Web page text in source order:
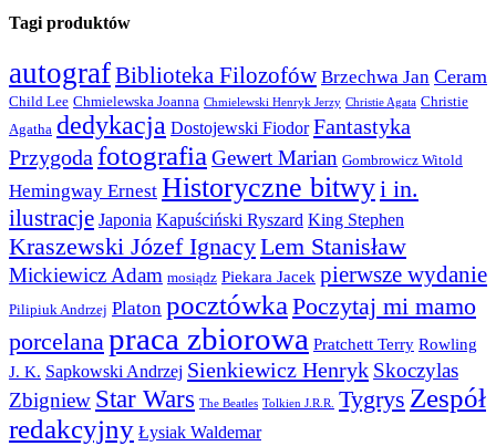
Tagi produktów
autografBiblioteka Filozofów Brzechwa Jan Ceram
Child Lee Chmielewska Joanna Chmielewski Henryk Jerzy Christie Agata Christie
Agatha dedykacja Dostojewski Fiodor Fantastyka
Przygodafotografia Gewert Marian Gombrowicz Witold
Hemingway Ernest Historyczne bitwyi in.
ilustracje Japonia Kapuściński Ryszard King Stephen
Kraszewski Józef IgnacyLem Stanisław
Mickiewicz Adam mosiądz Piekara Jacek pierwsze wydanie
Pilipiuk Andrzej Platon pocztówka Poczytaj mi mamo
porcelanapraca zbiorowa Pratchett Terry Rowling
J. K. Sapkowski Andrzej Sienkiewicz Henryk Skoczylas
Zbigniew Star Wars The Beatles Tolkien J.R.R. Tygrys Zespół
redakcyjny Łysiak Waldemar